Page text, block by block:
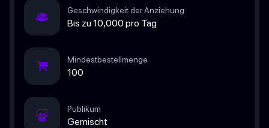
Geschwindigkeit der Anziehung
Bis zu 10,000 pro Tag
Mindestbestellmenge
100
Publikum
Gemischt